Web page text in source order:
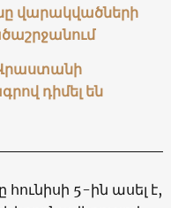
վարակվածների
դիմել են
5-ին ասել է,